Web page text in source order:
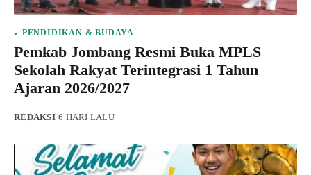
PENDIDIKAN & BUDAYA
Pemkab Jombang Resmi Buka MPLS
Sekolah Rakyat Terintegrasi 1 Tahun
Ajaran 2026/2027
REDAKSI·6 HARI LALU